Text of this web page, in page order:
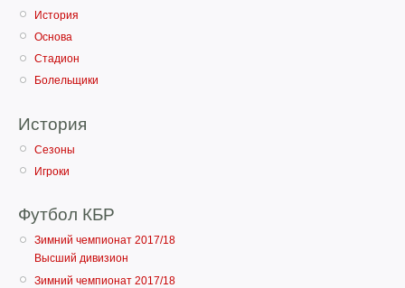
История
Основа
Стадион
Болельщики
История
Сезоны
Игроки
Футбол КБР
Зимний чемпионат 2017/18
Высший дивизион
Зимний чемпионат 2017/18